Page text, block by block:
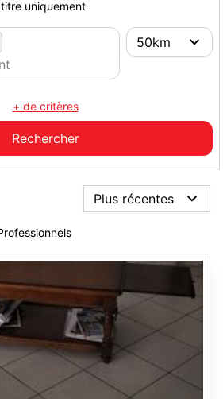
uniquement
+ de critères